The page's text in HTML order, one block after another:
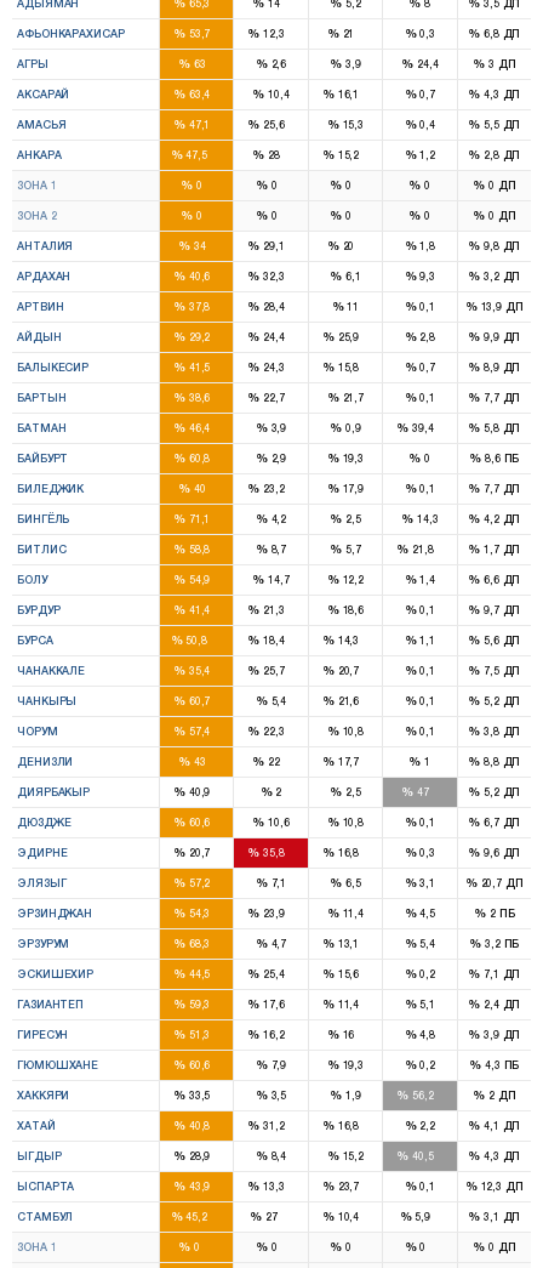
АДЫЯМАН 65,3 14 5,2 8 3,5 ДП
АФЬОНКАРАХИСАР %53,7 % 12,3 %21 %0,3 % 6,8 ДП
АГРЫ %63 %2,6 % 3,9 % 24,4 %3 ДП
АКСАРАЙ %63,4 % 10,4 %16,1 %0,7 % 4,3 ДП
АМАСЬЯ %47,1 % 25,6 %15,3 %0,4 % 5,5 ДП
АНКАРА %47,5 % 28 %15,2 %1,2 % 2,8 ДП
ЗОНА 1 % 0 %0 % 0 % 0 %0 ДП
ЗОНА 2 % 0 %0 % 0 % 0 %0 ДП
АНТАЛИЯ %34 % 29,1 %20 %1,8 % 9,8 ДП
АРДАХАН %40,6 % 32,3 % 6,1 %9,3 % 3,2 ДП
АРТВИН %37,8 % 28,4 %11 %0,1 %13,9 ДП
АЙДЫН %29,2 % 24,4 %25,9 %2,8 % 9,9 ДП
БАЛЫКЕСИР %41,5 % 24,3 %15,8 %0,7 % 8,9 ДП
БАРТЫН %38,6 % 22,7 %21,7 %0,1 % 7,7 ДП
БАТМАН %46,4 %3,9 % 0,9 % 39,4 % 5,8 ДП
БАЙБУРТ %60,8 %2,9 %19,3 % 0 % 8,6 ПБ
БИЛЕДЖИК %40 % 23,2 %17,9 %0,1 % 7,7 ДП
БИНГЁЛЬ %71,1 %4,2 % 2,5 % 14,3 % 4,2 ДП
БИТЛИС %58,8 %8,7 % 5,7 % 21,8 % 1,7 ДП
БОЛУ %54,9 % 14,7 %12,2 %1,4 % 6,6 ДП
БУРДУР %41,4 % 21,3 %18,6 %0,1 % 9,7 ДП
БУРСА %50,8 % 18,4 %14,3 %1,1 % 5,6 ДП
ЧАНАККАЛЕ %35,4 % 25,7 %20,7 %0,1 % 7,5 ДП
ЧАНКЫРЫ %60,7 %5,4 %21,6 %0,1 % 5,2 ДП
ЧОРУМ %57,4 % 22,3 %10,8 %0,1 % 3,8 ДП
ДЕНИЗЛИ %43 % 22 %17,7 % 1 % 8,8 ДП
ДИЯРБАКЫР %40,9 %2 % 2,5 % 47 % 5,2 ДП
ДЮЗДЖЕ %60,6 % 10,6 %10,8 %0,1 % 6,7 ДП
ЭДИРНЕ %20,7 % 35,8 %16,8 %0,3 % 9,6 ДП
ЭЛЯЗЫГ %57,2 %7,1 % 6,5 %3,1 %20,7 ДП
ЭРЗИНДЖАН %54,3 % 23,9 %11,4 %4,5 %2 ПБ
ЭРЗУРУМ %68,3 %4,7 %13,1 %5,4 % 3,2 ПБ
ЭСКИШЕХИР %44,5 % 25,4 %15,6 %0,2 % 7,1 ДП
ГАЗИАНТЕП %59,3 % 17,6 %11,4 %5,1 % 2,4 ДП
ГИРЕСУН %51,3 % 16,2 %16 %4,8 % 3,9 ДП
ГЮМЮШХАНЕ %60,6 %7,9 %19,3 %0,2 % 4,3 ПБ
ХАККЯРИ %33,5 %3,5 % 1,9 % 56,2 %2 ДП
ХАТАЙ %40,8 % 31,2 %16,8 %2,2 % 4,1 ДП
ЫГДЫР %28,9 %8,4 %15,2 % 40,5 % 4,3 ДП
ЫСПАРТА %43,9 % 13,3 %23,7 %0,1 %12,3 ДП
СТАМБУЛ %45,2 %27 %10,4 %5,9 % 3,1 ДП
ЗОНА 1 %0 %0 % 0 %0 %0 ДП